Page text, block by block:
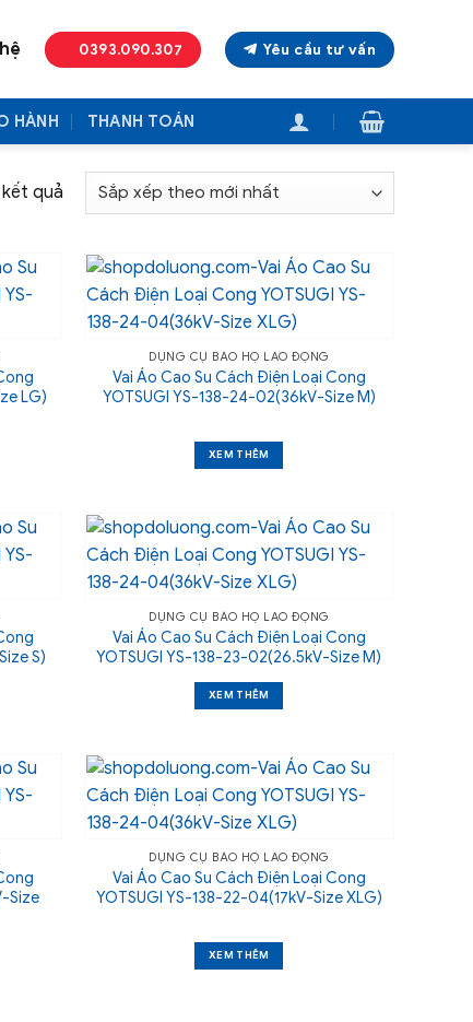
0393.090.307 Yêu cầu tư vấn
HÀNH THANH TOÁN
quảĐã
sắp
theo
mới
nhất
LG)
DỤNG CỤ BẢO HỘ LAO ĐỘNG
Vai Áo Cao Su Cách Điện Loại Cong
YOTSUGI YS-138-24-02(36kV-Size M)
XEM THÊM
S)
DỤNG CỤ BẢO HỘ LAO ĐỘNG
Vai Áo Cao Su Cách Điện Loại Cong
YOTSUGI YS-138-23-02(26.5kV-Size M)
XEM THÊM
Size
DỤNG CỤ BẢO HỘ LAO ĐỘNG
Vai Áo Cao Su Cách Điện Loại Cong
YOTSUGI YS-138-22-04(17kV-Size XLG)
XEM THÊM